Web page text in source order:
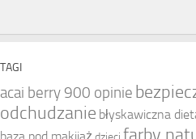
TAGI
acai berry 900 opinie
odchudzanie błyskawiczna